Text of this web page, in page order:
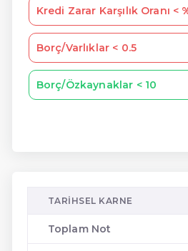
Kredi Zarar Karşılık Oranı <
Borç/Varlıklar < 0.5
Borç/Özkaynaklar < 10
TARIHSEL KARNE
Toplam Not